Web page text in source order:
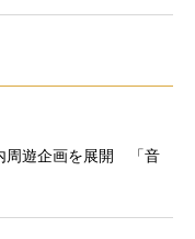
周遊企画を展開 「音